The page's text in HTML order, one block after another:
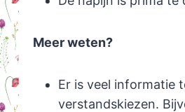
Meer weten?
Er is veel informatie
verstandskiezen.